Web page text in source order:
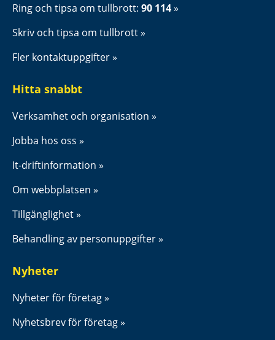
Ring och tipsa om tullbrott: 90 114
Skriv och tipsa om tullbrott
Fler kontaktuppgifter
Hitta snabbt
Verksamhet och organisation
Jobba hos oss
It-driftinformation
Om webbplatsen
Tillgänglighet
Behandling av personuppgifter
Nyheter
Nyheter för företag
Nyhetsbrev för företag